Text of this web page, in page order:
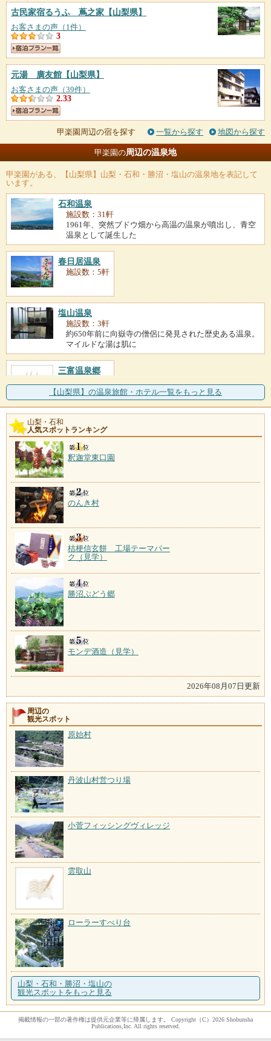
古民家宿るうふ 蔦之家 【山梨県】
お客さまの声（1件）
3
元湯 廣友館 【山梨県】
お客さまの声（39件）
2.33
甲楽園周辺の宿を探す 一覧から探す 地図から探す
甲楽園の周辺の温泉地
甲楽園 がある、【山梨県】山梨・石和・勝沼・塩山の温泉地を表記して
います。
石和温泉
施設数：31軒
1961年、突然ブドウ畑から高温の温泉が噴出し、青空
温泉として誕生した
春日居温泉
施設数：5軒
塩山温泉
施設数：3軒
約650年前に向嶽寺の僧侶に発見された歴史ある温泉。
マイルドな湯は肌に
三富温泉郷
【山梨県】の温泉旅館・ホテル一覧をもっと見る
山梨・石和
人気スポットランキング
釈迦堂東口園
のんき村
桔梗信玄餅 工場テーマパー
ク（見学）
勝沼ぶどう郷
モンデ酒造（見学）
2026年08月07日更新
周辺の
観光スポット
原始村
丹波山村営つり場
小菅フィッシングヴィレッジ
雲取山
ローラーすべり台
山梨・石和・勝沼・塩山の
観光スポットをもっと見る
掲載情報の一部の著作権は提供元企業等に帰属します。 Copyright（C）2026 Shobunsha
Publications,Inc. All rights reserved.